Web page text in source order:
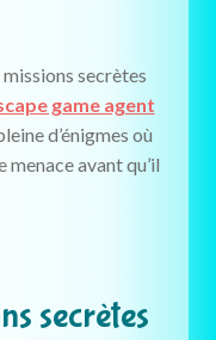
secrètes
game agent
d’énigmes où
avant qu’il
secrètes